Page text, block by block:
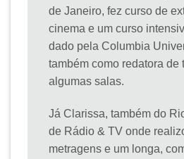
de Janeiro, fez curso de
cinema e um curso
dado pela Columbia
também como redatora de
algumas salas.
Já Clarissa, também do
de Rádio & TV onde
metragens e um longa,